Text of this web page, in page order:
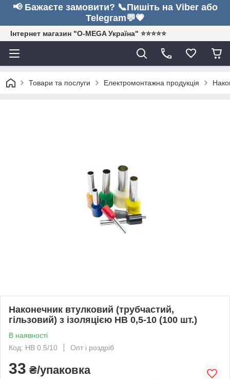
📢 Бажаєте замовити? 📞Пишіть на Viber або
Telegram💬💗
Інтернет магазин "O-MEGA Україна" ⭐⭐⭐⭐⭐
Товари та послуги Електромонтажна продукція
Наконечник втулковий (трубчастий,
гільзовий) з ізоляцією НВ 0,5-10 (100 шт.)
В наявності
Код: HB 0.5/10
Опт і роздріб
33 ₴/упаковка